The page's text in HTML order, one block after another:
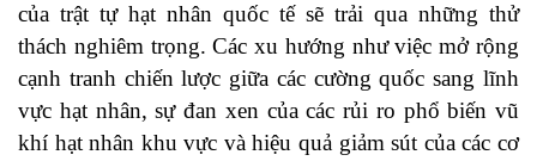
của trật tự hạt nhân quốc tế sẽ trải qua những thử
thách nghiêm trọng. Các xu hướng như việc mở rộng
cạnh tranh chiến lược giữa các cường quốc sang lĩnh
vực hạt nhân, sự đan xen của các rủi ro phổ biến vũ
khí hạt nhân khu vực và hiệu quả giảm sút của các cơ